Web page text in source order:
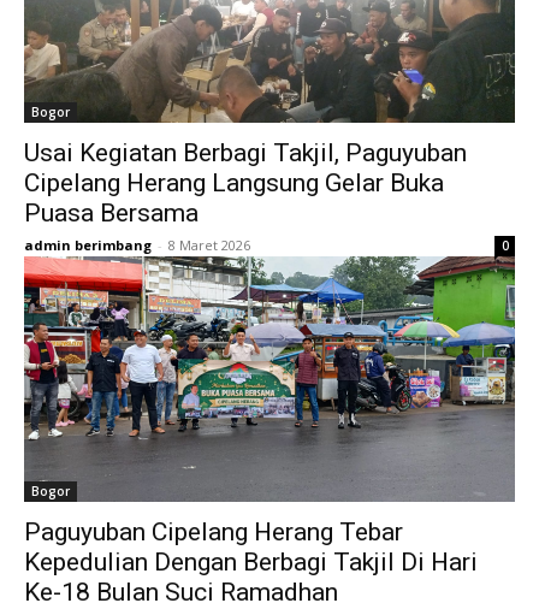
Bogor
Usai Kegiatan Berbagi Takjil, Paguyuban
Cipelang Herang Langsung Gelar Buka
Puasa Bersama
admin berimbang - 8 Maret 2026 0
Bogor
Paguyuban Cipelang Herang Tebar
Kepedulian Dengan Berbagi Takjil Di Hari
Ke-18 Bulan Suci Ramadhan